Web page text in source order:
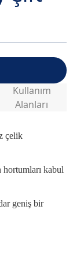
Kullanım
Alanları
çelik
kabul
geniş bir
EKİPMANLARI
ISITMA ve